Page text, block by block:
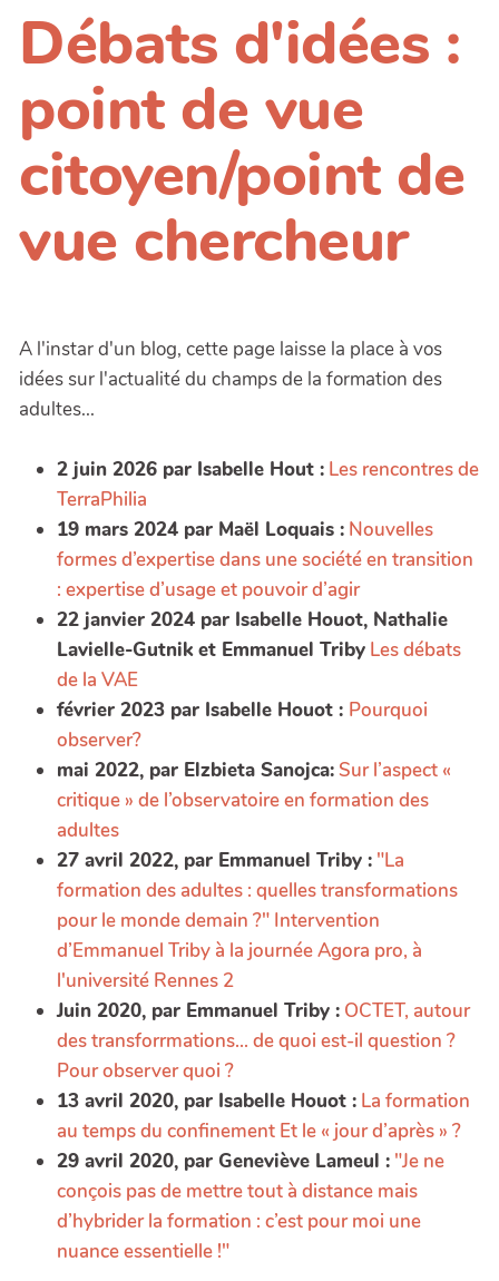
Débats d'idées :
point de vue
citoyen/point de
vue chercheur
A l'instar d'un blog, cette page laisse la place à vos
idées sur l'actualité du champs de la formation des
adultes...
2 juin 2026 par Isabelle Hout : Les rencontres de
TerraPhilia
19 mars 2024 par Maël Loquais : Nouvelles
formes d’expertise dans une société en transition
: expertise d’usage et pouvoir d’agir
22 janvier 2024 par Isabelle Houot, Nathalie
Lavielle-Gutnik et Emmanuel Triby Les débats
de la VAE
février 2023 par Isabelle Houot : Pourquoi
observer?
mai 2022, par Elzbieta Sanojca:Sur l’aspect «
critique » de l’observatoire en formation des
adultes
27 avril 2022, par Emmanuel Triby : "La
formation des adultes : quelles transformations
pour le monde demain ?" Intervention
d’Emmanuel Triby à la journée Agora pro, à
l'université Rennes 2
Juin 2020, par Emmanuel Triby : OCTET, autour
des transforrmations... de quoi est-il question ?
Pour observer quoi ?
13 avril 2020, par Isabelle Houot : La formation
au temps du confinement Et le « jour d’après » ?
29 avril 2020, par Geneviève Lameul : "Je ne
conçois pas de mettre tout à distance mais
d’hybrider la formation : c’est pour moi une
nuance essentielle !"